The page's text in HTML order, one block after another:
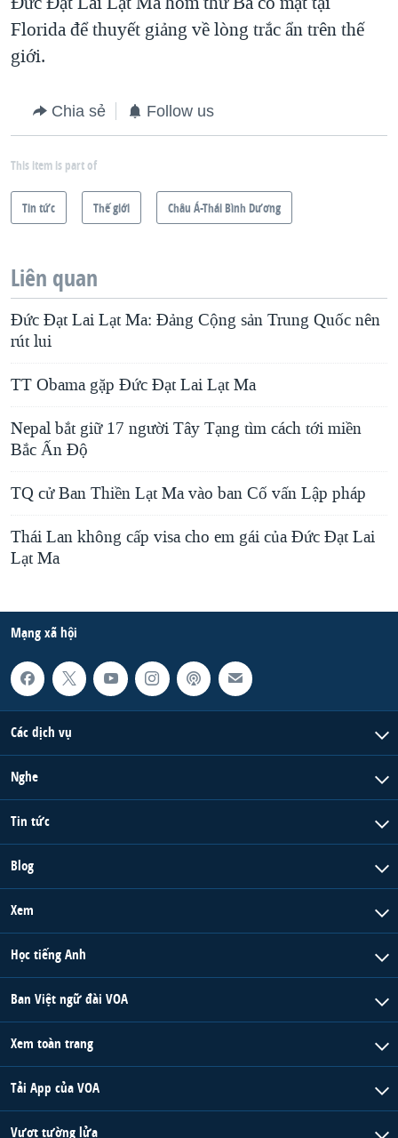
Florida để thuyết giảng về lòng trắc ẩn trên thế
giới.
Chia sẻ Follow us
This item is part of
Tin tức Thế giới Châu Á-Thái Bình Dương
Liên quan
Ðức Ðạt Lai Lạt Ma: Ðảng Cộng sản Trung Quốc nên
rút lui
TT Obama gặp Đức Đạt Lai Lạt Ma
Nepal bắt giữ 17 người Tây Tạng tìm cách tới miền
Bắc Ấn Độ
TQ cử Ban Thiền Lạt Ma vào ban Cố vấn Lập pháp
Thái Lan không cấp visa cho em gái của Đức Đạt Lai
Lạt Ma
Mạng xã hội
Các dịch vụ
Nghe
Tin tức
Blog
Xem
Học tiếng Anh
Ban Việt ngữ đài VOA
Xem toàn trang
Tải App của VOA
Vượt tường lửa